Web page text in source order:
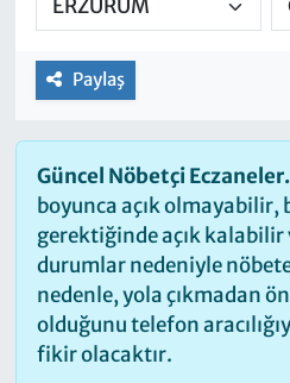
Paylaş
Güncel Nöbetçi Eczaneler.
boyunca açık olmayabilir,
gerektiğinde açık
durumlar nedeniyle
nedenle, yola çıkmadan
olduğunu telefon
fikir olacaktır.